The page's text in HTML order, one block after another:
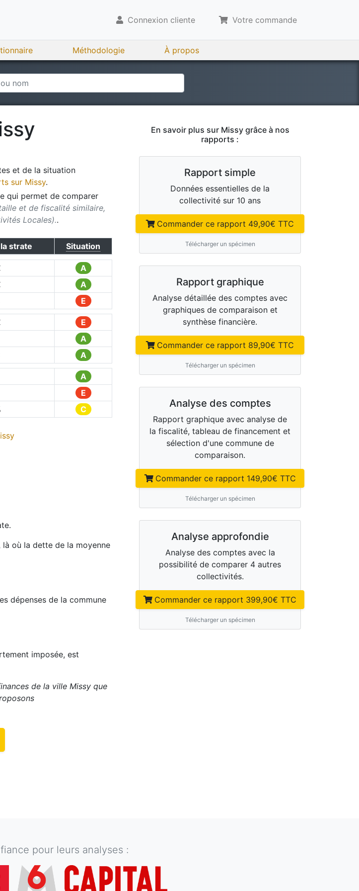
Connexion cliente Votre commande
Méthodologie À propos
et de la situation
sur Missy.
qui permet de comparer
et de fiscalité similaire,
Locales)..
strate Situation
A
A
E
E
A
A
A
E
C
là où la dette de la moyenne
dépenses de la commune
imposée, est
de la ville Missy que
En savoir plus sur Missygrâce à nos
rapports :
Rapport simple
Données essentielles de la
collectivité sur 10 ans
Commander ce rapport 49,90€ TTC
Télécharger un spécimen
Rapport graphique
Analyse détaillée des comptes avec
graphiques de comparaison et
synthèse financière.
Commander ce rapport 89,90€ TTC
Télécharger un spécimen
Analyse des comptes
Rapport graphique avec analyse de
la fiscalité, tableau de financement et
sélection d'une commune de
comparaison.
Commander ce rapport 149,90€ TTC
Télécharger un spécimen
Analyse approfondie
Analyse des comptes avec la
possibilité de comparer 4 autres
collectivités.
Commander ce rapport 399,90€ TTC
Télécharger un spécimen
pour leurs analyses :